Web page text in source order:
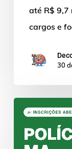
até R$ 9,7
cargos e
30
Concurso
Penal